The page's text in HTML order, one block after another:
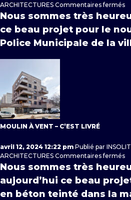
ARCHITECTURES Commentaires ferméssur
!
Nous sommes très
ce beau projet pour le
Police Municipale de la
MOULIN À VENT – C’EST LIVRÉ
avril 12, 2024 12:22 pm Publié par
ARCHITECTURES Commentaires ferméssur
–
Nous sommes très
aujourd’hui ce beau
en béton teinté dans la